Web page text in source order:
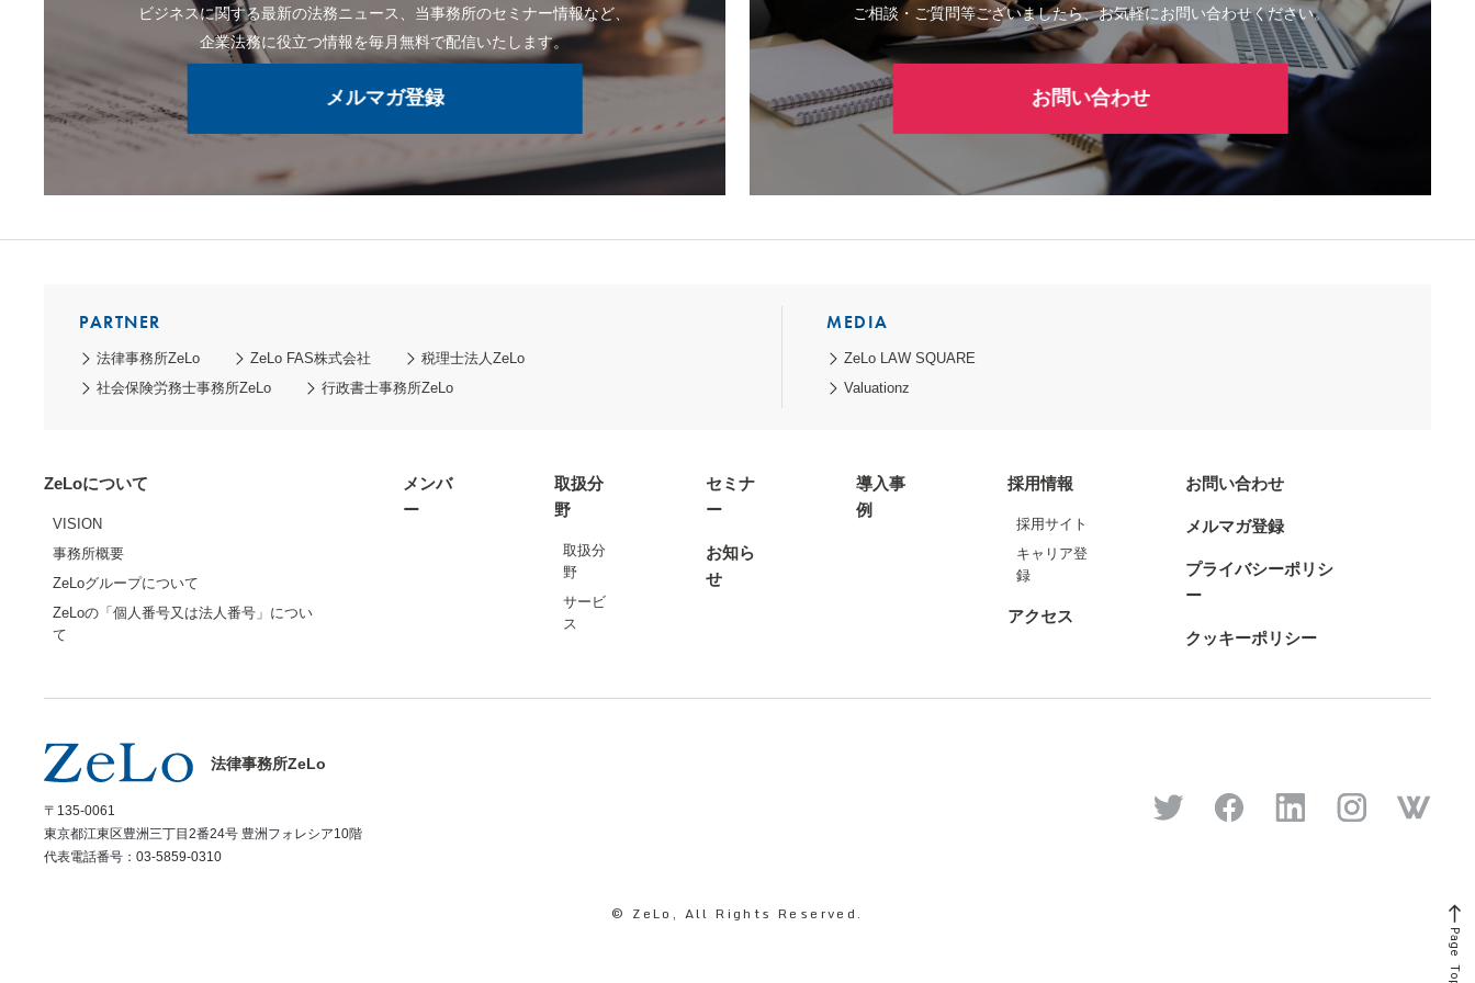
ビジネスに関する最新の法務ニュース、当事務所のセミナー情報など、
企業法務に役立つ情報を毎月無料で配信いたします。
メルマガ登録
ご相談・ご質問等ございましたら、お気軽にお問い合わせください。
お問い合わせ
PARTNER
法律事務所ZeLo ZeLo FAS株式会社
税理士法人ZeLo
社会保険労務士事務所ZeLo
行政書士事務所ZeLo
MEDIA
ZeLo LAW SQUARE
Valuationz
ZeLoについて
VISION
事務所概要
ZeLoグループについて
ZeLoの「個人番号又は法人番号」につい
て
メンバ
ー
取扱分
野
取扱分
野
サービ
ス
セミナ
ー
お知ら
せ
導入事
例
採用情報
採用サイト
キャリア登
録
アクセス
お問い合わせ
メルマガ登録
プライバシーポリシ
ー
クッキーポリシー
法律事務所ZeLo
〒135-0061
東京都江東区豊洲三丁目2番24号 豊洲フォレシア10階
代表電話番号：03-5859-0310
© ZeLo, All Rights Reserved.
Page Top